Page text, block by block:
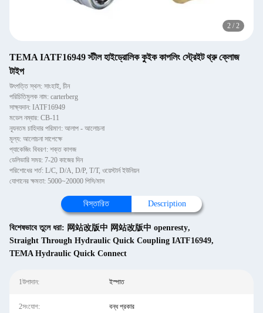
2 / 2
TEMA IATF16949 স্টীল হাইড্রোলিক কুইক কাপলিং স্ট্রেইট থ্রু ক্লোজ
টাইপ
উৎপত্তি স্থল: সাংহাই, চীন
পরিচিতিমুলক নাম: carterberg
সাক্ষ্যদান: IATF16949
মডেল নম্বার: CB-11
ন্যূনতম চাহিদার পরিমাণ: আলাপ - আলোচনা
মূল্য: আলোচনা সাপেক্ষে
প্যাকেজিং বিবরণ: শক্ত কাগজ
ডেলিভারি সময়: 7-20 কাজের দিন
পরিশোধের শর্ত: L/C, D/A, D/P, T/T, ওয়েস্টার্ন ইউনিয়ন
যোগানের ক্ষমতা: 5000~20000 পিসি/মাস
বিস্তারিত Description
বিশেষভাবে তুলে ধরা: 网站改版中 网站改版中 openresty,
Straight Through Hydraulic Quick Coupling IATF16949,
TEMA Hydraulic Quick Connect
1উপাদান: ইস্পাত
2সংযোগ: বন্ধ প্রকার